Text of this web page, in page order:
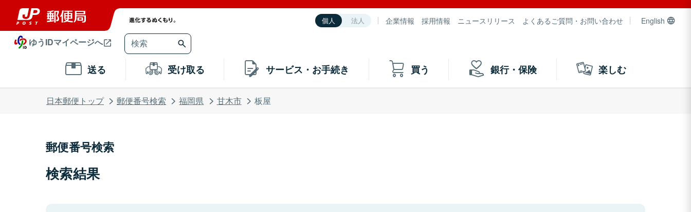
個人 法人 企業情報 採用情報 ニュースリリース よくあるご質問・お問い合わせ English
ゆうIDマイページへ
送る 受け取る サービス・お手続き 買う 銀行・保険 楽しむ
日本郵便トップ 郵便番号検索 福岡県 甘木市 板屋
郵便番号検索
検索結果